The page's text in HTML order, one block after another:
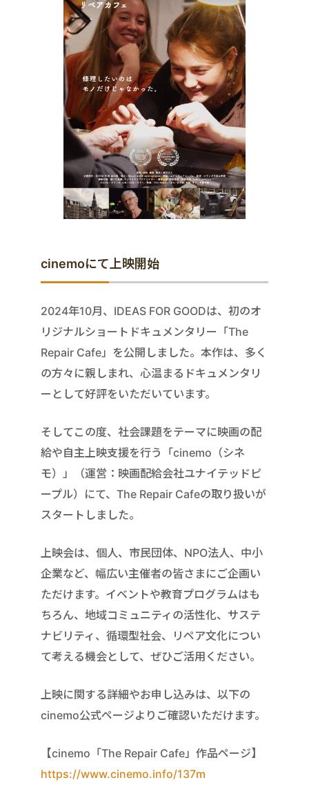
cinemoにて上映開始
2024年10月、IDEAS FOR GOODは、初のオ
リジナルショートドキュメンタリー「The
Repair Cafe」を公開しました。本作は、多く
の方々に親しまれ、心温まるドキュメンタリ
ーとして好評をいただいています。
そしてこの度、社会課題をテーマに映画の配
給や自主上映支援を行う「cinemo（シネ
モ）」（運営：映画配給会社ユナイテッドピ
ープル）にて、The Repair Cafeの取り扱いが
スタートしました。
上映会は、個人、市民団体、NPO法人、中小
企業など、幅広い主催者の皆さまにご企画い
ただけます。イベントや教育プログラムはも
ちろん、地域コミュニティの活性化、サステ
ナビリティ、循環型社会、リペア文化につい
て考える機会として、ぜひご活用ください。
上映に関する詳細やお申し込みは、以下の
cinemo公式ページよりご確認いただけます。
【cinemo「The Repair Cafe」作品ページ】
https://www.cinemo.info/137m